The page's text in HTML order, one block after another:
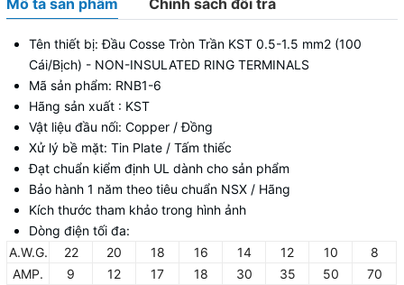
Tên thiết bị: Đầu Cosse Tròn Trần KST 0.5-1.5 mm2 (100
Cái/Bịch) - NON-INSULATED RING TERMINALS
Mã sản phẩm: RNB1-6
Hãng sản xuất : KST
Vật liệu đầu nối: Copper / Đồng
Xử lý bề mặt: Tin Plate / Tấm thiếc
Đạt chuẩn kiểm định UL dành cho sản phẩm
Bảo hành 1 năm theo tiêu chuẩn NSX / Hãng
Kích thước tham khảo trong hình ảnh
Dòng điện tối đa:
A.W.G.
22 20 18 16 14 12 10
8
AMP.
9 12 17 18 30 35 50 70